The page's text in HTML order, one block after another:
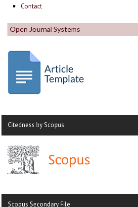
Contact
Open Journal Systems
Citedness by Scopus
Scopus Secondary File